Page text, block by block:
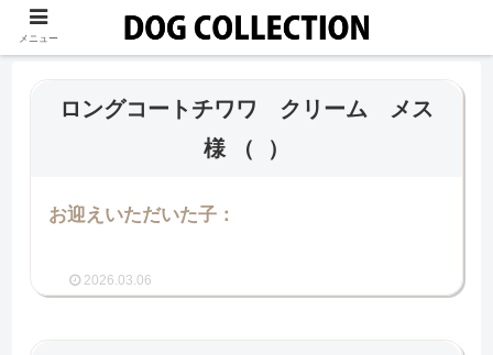
ロングコートチワワ クリーム メス
様
（ ）
お迎えいただいた子：
2026.03.06
メニュー